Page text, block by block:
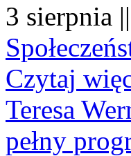
3 sierpnia
Czytaj
Teresa
pełny